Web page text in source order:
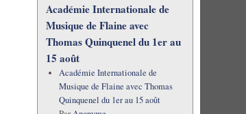
Académie Internationale de
Musique de Flaine avec
Thomas Quinquenel du 1er au
15 août
Académie Internationale de
Musique de Flaine avec Thomas
Quinquenel du 1er au 15 août